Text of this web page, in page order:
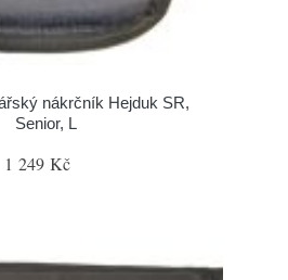
nákrčník Hejduk SR,
Senior, L
1 249 Kč